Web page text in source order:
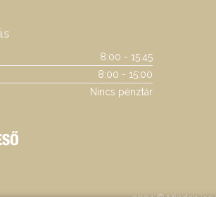
8:00 - 15:45
8:00 - 15:00
Nincs pénztár